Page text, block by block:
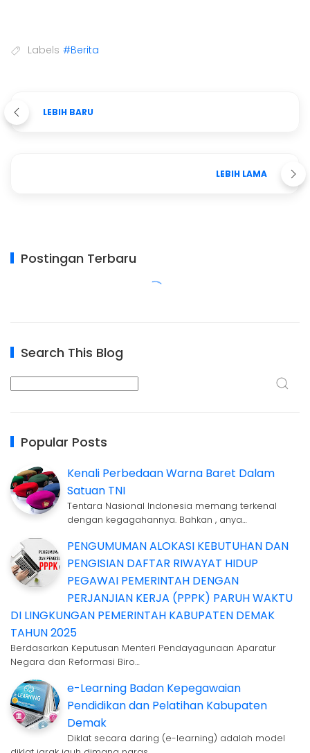
Labels #Berita
LEBIH BARU
LEBIH LAMA
Postingan Terbaru
Search This Blog
Popular Posts
Kenali Perbedaan Warna Baret Dalam
Satuan TNI
Tentara Nasional Indonesia memang terkenal
dengan kegagahannya. Bahkan , anya…
PENGUMUMAN ALOKASI KEBUTUHAN DAN
PENGISIAN DAFTAR RIWAYAT HIDUP
PEGAWAI PEMERINTAH DENGAN
PERJANJIAN KERJA (PPPK) PARUH WAKTU
DI LINGKUNGAN PEMERINTAH KABUPATEN DEMAK
TAHUN 2025
Berdasarkan Keputusan Menteri Pendayagunaan Aparatur
Negara dan Reformasi Biro…
e-Learning Badan Kepegawaian
Pendidikan dan Pelatihan Kabupaten
Demak
Diklat secara daring (e-learning) adalah model